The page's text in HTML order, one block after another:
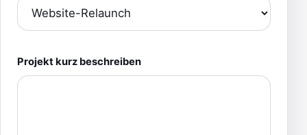
Projekt kurz beschreiben